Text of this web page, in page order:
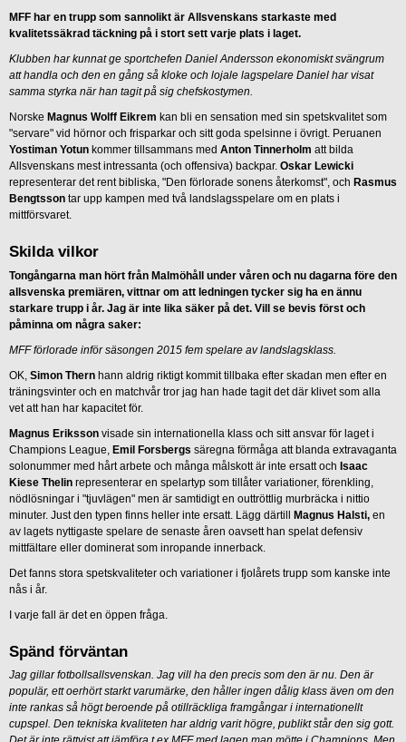
MFF har en trupp som sannolikt är Allsvenskans starkaste med
kvalitetssäkrad täckning på i stort sett varje plats i laget.
Klubben har kunnat ge sportchefen Daniel Andersson ekonomiskt svängrum
att handla och den en gång så kloke och lojale lagspelare Daniel har visat
samma styrka när han tagit på sig chefskostymen.
Norske Magnus Wolff Eikrem kan bli en sensation med sin spetskvalitet som
"servare" vid hörnor och frisparkar och sitt goda spelsinne i övrigt. Peruanen
Yostiman Yotun kommer tillsammans med Anton Tinnerholm att bilda
Allsvenskans mest intressanta (och offensiva) backpar. Oskar Lewicki
representerar det rent bibliska, "Den förlorade sonens återkomst", och Rasmus
Bengtsson tar upp kampen med två landslagsspelare om en plats i
mittförsvaret.
Skilda vilkor
Tongångarna man hört från Malmöhåll under våren och nu dagarna före den
allsvenska premiären, vittnar om att ledningen tycker sig ha en ännu
starkare trupp i år. Jag är inte lika säker på det. Vill se bevis först och
påminna om några saker:
MFF förlorade inför säsongen 2015 fem spelare av landslagsklass.
OK, Simon Thern hann aldrig riktigt kommit tillbaka efter skadan men efter en
träningsvinter och en matchvår tror jag han hade tagit det där klivet som alla
vet att han har kapacitet för.
Magnus Eriksson visade sin internationella klass och sitt ansvar för laget i
Champions League, Emil Forsbergs säregna förmåga att blanda extravaganta
solonummer med hårt arbete och många målskott är inte ersatt och Isaac
Kiese Thelin representerar en spelartyp som tillåter variationer, förenkling,
nödlösningar i "tjuvlägen" men är samtidigt en outtröttlig murbräcka i nittio
minuter. Just den typen finns heller inte ersatt. Lägg därtill Magnus Halsti, en
av lagets nyttigaste spelare de senaste åren oavsett han spelat defensiv
mittfältare eller dominerat som inropande innerback.
Det fanns stora spetskvaliteter och variationer i fjolårets trupp som kanske inte
nås i år.
I varje fall är det en öppen fråga.
Spänd förväntan
Jag gillar fotbollsallsvenskan. Jag vill ha den precis som den är nu. Den är
populär, ett oerhört starkt varumärke, den håller ingen dålig klass även om den
inte rankas så högt beroende på otillräckliga framgångar i internationellt
cupspel. Den tekniska kvaliteten har aldrig varit högre, publikt står den sig gott.